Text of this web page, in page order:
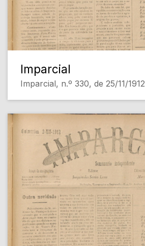
Imparcial
Imparcial, n.º 330, de 25/11/1912